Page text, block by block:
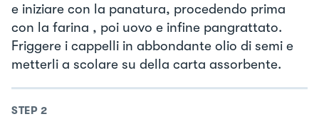
e iniziare con la panatura, procedendo prima
con la farina , poi uovo e infine pangrattato.
Friggere i cappelli in abbondante olio di semi e
metterli a scolare su della carta assorbente.
STEP 2